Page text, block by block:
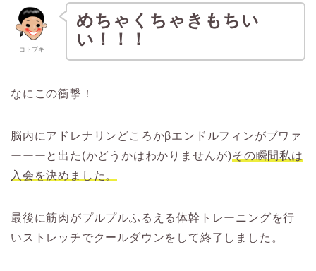
コトブキ
めちゃくちゃきもちい
い！！！
なにこの衝撃！
脳内にアドレナリンどころかβエンドルフィンがブワァ
ーーーと出た(かどうかはわかりませんが)その瞬間私は
入会を決めました。
最後に筋肉がプルプルふるえる体幹トレーニングを行
いストレッチでクールダウンをして終了しました。